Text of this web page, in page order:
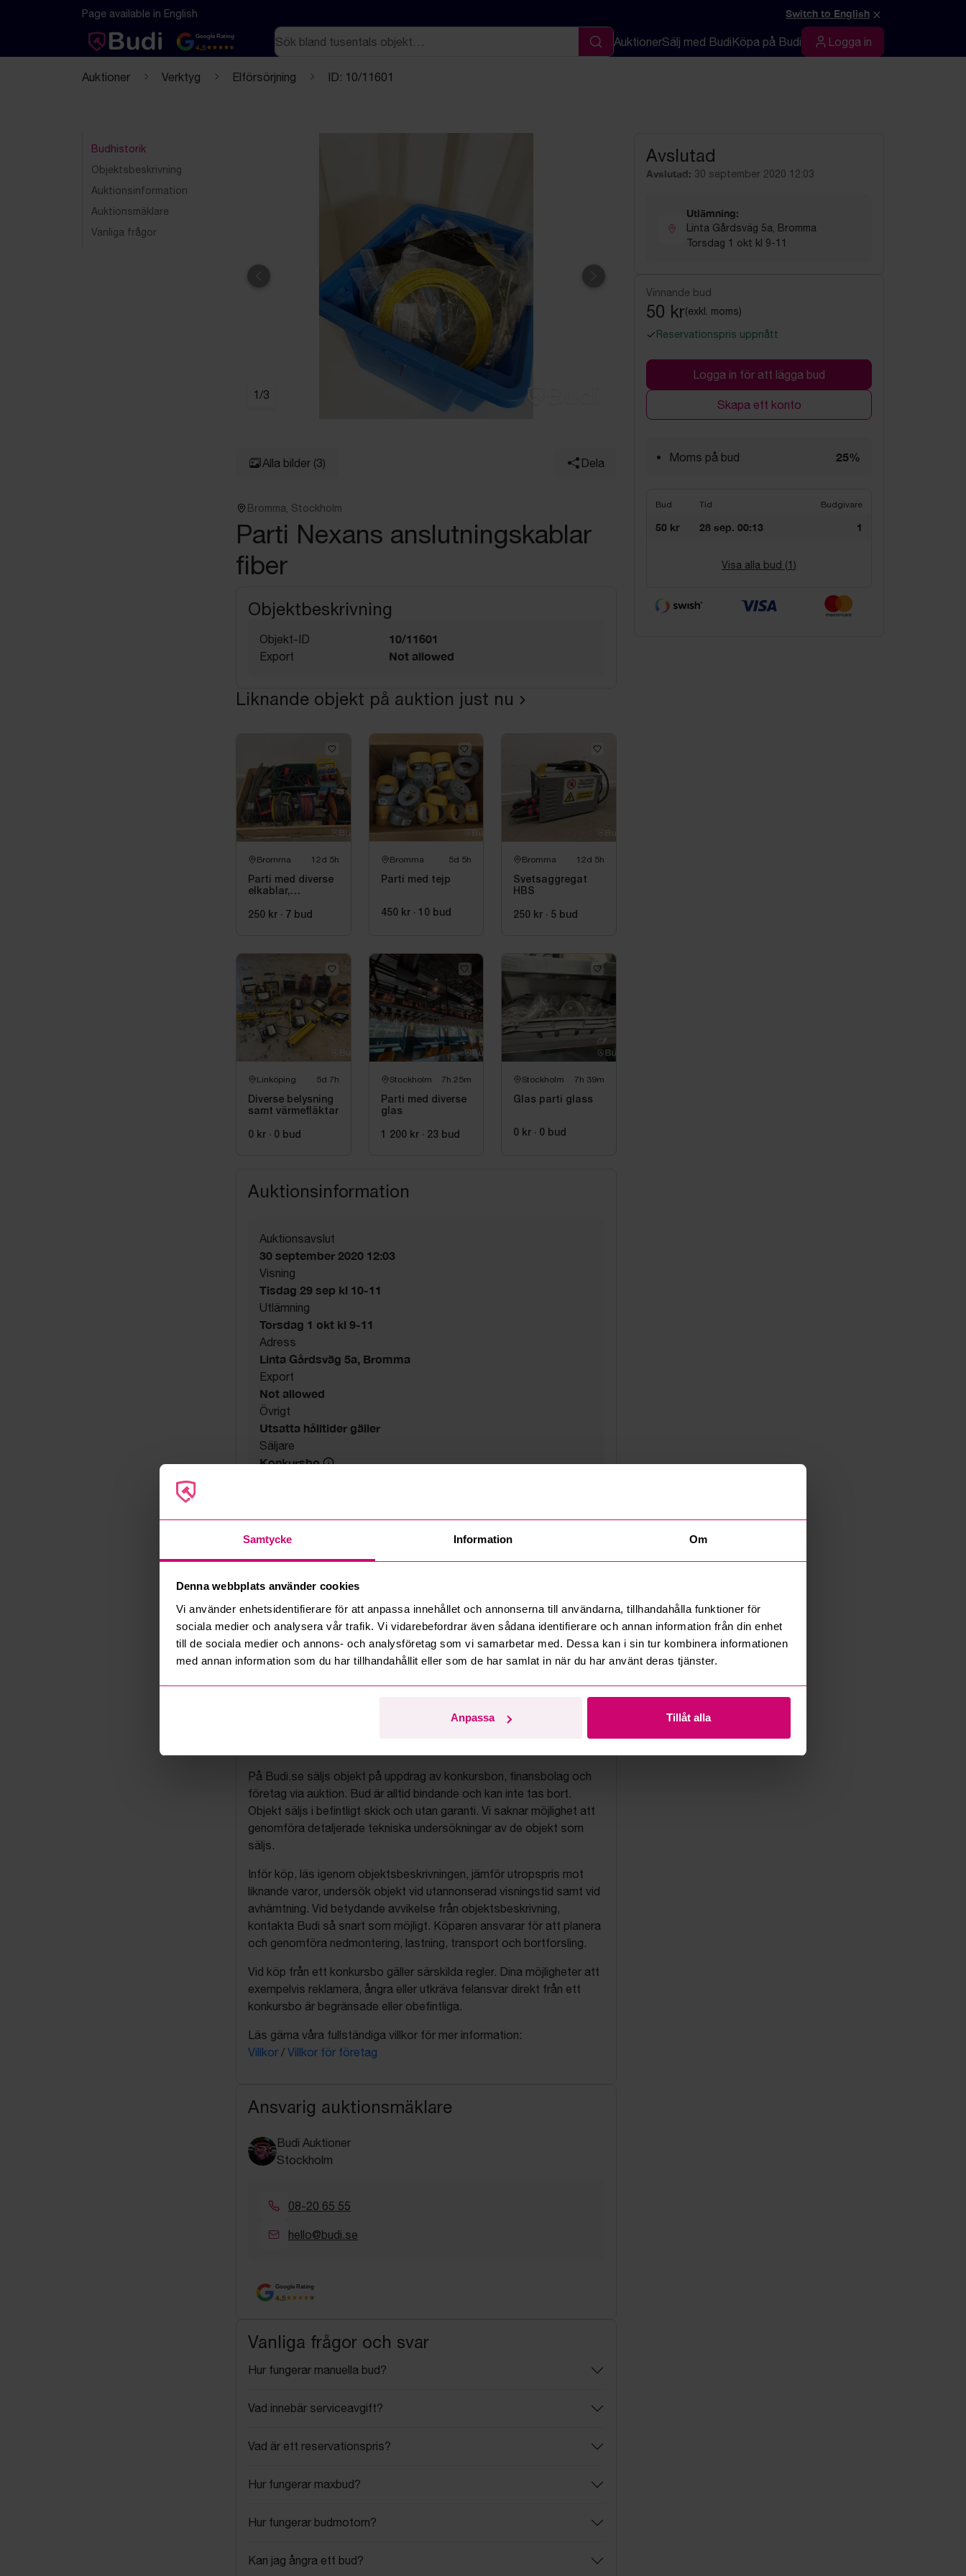
Samtycke Information Om
Denna webbplats använder cookies
Vi använder enhetsidentifierare för att anpassa innehållet och annonserna till användarna, tillhandahålla funktioner för
sociala medier och analysera vår trafik. Vi vidarebefordrar även sådana identifierare och annan information från din enhet
till de sociala medier och annons- och analysföretag som vi samarbetar med. Dessa kan i sin tur kombinera informationen
med annan information som du har tillhandahållit eller som de har samlat in när du har använt deras tjänster.
Anpassa Tillåt alla
Hoppa till innehåll
Textbaserad (markdown) version av denna sida
Page available in English Switch to English ×
Google Rating
4.5
Sök
Sök
AuktionerSälj med BudiKöpa på Budi Logga in
Logga in
Auktioner Verktyg Elförsörjning ID: 10/11601
Budhistorik
Objektsbeskrivning
Auktionsinformation
Auktionsmäklare
Vanliga frågor
Föregående Nästa
1 /3
Alla bilder (3) Dela
Bromma, Stockholm
Parti Nexans anslutningskablar
fiber
Objektbeskrivning
Objekt-ID 10/11601
Export Not allowed
Liknande objekt på auktion just nu
Bromma 12d 5h
Parti med diverse
elkablar,
fördelningscentraler
250 kr · 7 bud
Bromma 5d 5h
Parti med tejp
450 kr · 10 bud
Bromma 12d 5h
Svetsaggregat
HBS
250 kr · 5 bud
Linköping 5d 7h
Diverse belysning
samt värmefläktar
0 kr · 0 bud
Stockholm 7h 25m
Parti med diverse
glas
1 200 kr · 23 bud
Stockholm 7h 39m
Glas parti glass
0 kr · 0 bud
Auktionsinformation
Auktionsavslut
30 september 2020 12:03
Visning
Tisdag 29 sep kl 10-11
Utlämning
Torsdag 1 okt kl 9-11
Adress
Linta Gårdsväg 5a, Bromma
Export
Not allowed
Övrigt
Utsatta hålltider gäller
Säljare
Konkursbo
På Budi.se säljs objekt på uppdrag av konkursbon, finansbolag och
företag via auktion. Bud är alltid bindande och kan inte tas bort.
Objekt säljs i befintligt skick och utan garanti. Vi saknar möjlighet att
genomföra detaljerade tekniska undersökningar av de objekt som
säljs.
Inför köp, läs igenom objektsbeskrivningen, jämför utropspris mot
liknande varor, undersök objekt vid utannonserad visningstid samt vid
avhämtning. Vid betydande avvikelse från objektsbeskrivning,
kontakta Budi så snart som möjligt. Köparen ansvarar för att planera
och genomföra nedmontering, lastning, transport och bortforsling.
Vid köp från ett konkursbo gäller särskilda regler. Dina möjligheter att
exempelvis reklamera, ångra eller utkräva felansvar direkt från ett
konkursbo är begränsade eller obefintliga.
Läs gärna våra fullständiga villkor för mer information:
Villkor / Villkor för företag
Ansvarig auktionsmäklare
Budi Auktioner
Stockholm
08-20 65 55
hello@budi.se
Google Rating
4.5
Vanliga frågor och svar
Hur fungerar manuella bud?
Vad innebär serviceavgift?
Vad är ett reservationspris?
Hur fungerar maxbud?
Hur fungerar budmotorn?
Kan jag ångra ett bud?
Avslutad
Avslutad: 30 september 2020 12:03
Utlämning:
Linta Gårdsväg 5a, Bromma
Torsdag 1 okt kl 9-11
Vinnande bud
50 kr(exkl. moms)
Reservationspris uppnått
Logga in för att lägga bud
Skapa ett konto
Moms på bud 25%
Bud Tid Budgivare
50 kr 28 sep. 00:13 1
Visa alla bud (1 )